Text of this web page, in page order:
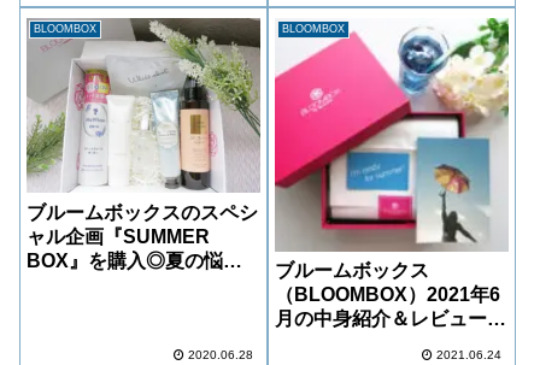
BLOOMBOX
ブルームボックスのスペシ
ャル企画『SUMMER
BOX』を購入◎夏の悩み
2020.06.28
BLOOMBOX
ブルームボックス
（BLOOMBOX）2021年6
月の中身紹介＆レビュー！
2021.06.24